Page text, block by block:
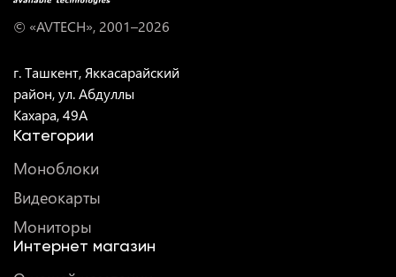
© «AVTECH», 2001–2026
г. Ташкент, Яккасарайский
район, ул. Абдуллы
Кахара, 49A
Категории
Моноблоки
Видеокарты
Мониторы
Интернет магазин